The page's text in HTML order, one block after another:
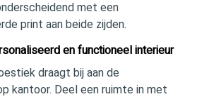
met een
print aan beide zijden.
en functioneel interieur
draagt bij aan de
kantoor. Deel een ruimte in met